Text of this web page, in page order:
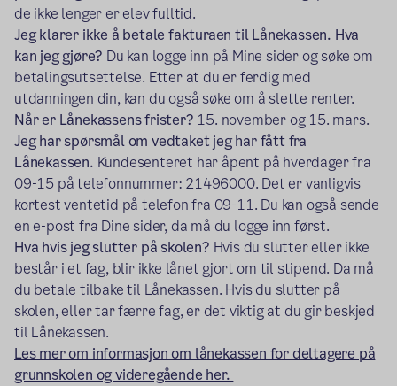
de ikke lenger er elev fulltid.
Jeg klarer ikke å betale fakturaen til Lånekassen. Hva
kan jeg gjøre? Du kan logge inn på Mine sider og søke om
betalingsutsettelse. Etter at du er ferdig med
utdanningen din, kan du også søke om å slette renter.
Når er Lånekassens frister? 15. november og 15. mars.
Jeg har spørsmål om vedtaket jeg har fått fra
Lånekassen. Kundesenteret har åpent på hverdager fra
09-15 på telefonnummer: 21496000. Det er vanligvis
kortest ventetid på telefon fra 09-11. Du kan også sende
en e-post fra Dine sider, da må du logge inn først.
Hva hvis jeg slutter på skolen? Hvis du slutter eller ikke
består i et fag, blir ikke lånet gjort om til stipend. Da må
du betale tilbake til Lånekassen. Hvis du slutter på
skolen, eller tar færre fag, er det viktig at du gir beskjed
til Lånekassen.
Les mer om informasjon om lånekassen for deltagere på
grunnskolen og videregående her.